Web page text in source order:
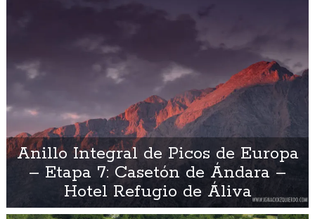
Anillo Integral de Picos de Europa
– Etapa 7: Casetón de Ándara –
Hotel Refugio de Áliva